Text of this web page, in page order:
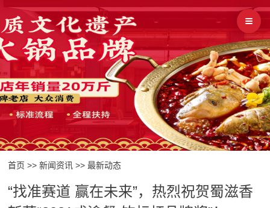
首页 >>新闻资讯 >>最新动态
“找准赛道 赢在未来”，热烈祝贺蜀滋香